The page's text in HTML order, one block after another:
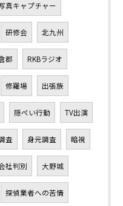
真キャプチャー
研修会 北九州
郡 RKBラジオ
修羅場 出張族
隠ぺい行動 TV出演
査 身元調査 暗視
社判別 大野城
探偵業者への苦情